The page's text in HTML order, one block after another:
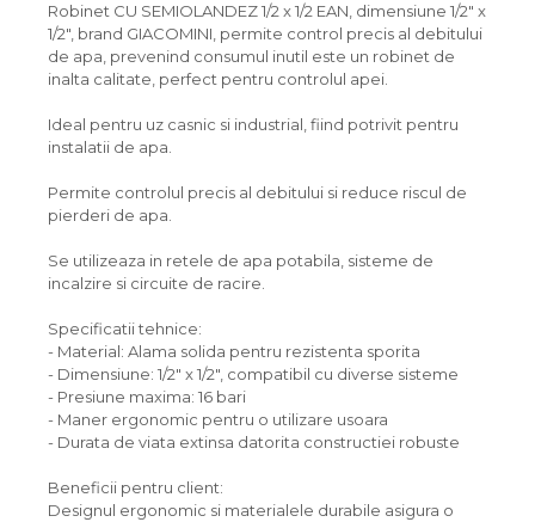
Robinet CU SEMIOLANDEZ 1/2 x 1/2 EAN, dimensiune 1/2" x
1/2", brand GIACOMINI, permite control precis al debitului
de apa, prevenind consumul inutil este un robinet de
inalta calitate, perfect pentru controlul apei.
Ideal pentru uz casnic si industrial, fiind potrivit pentru
instalatii de apa.
Permite controlul precis al debitului si reduce riscul de
pierderi de apa.
Se utilizeaza in retele de apa potabila, sisteme de
incalzire si circuite de racire.
Specificatii tehnice:
- Material: Alama solida pentru rezistenta sporita
- Dimensiune: 1/2" x 1/2", compatibil cu diverse sisteme
- Presiune maxima: 16 bari
- Maner ergonomic pentru o utilizare usoara
- Durata de viata extinsa datorita constructiei robuste
Beneficii pentru client:
Designul ergonomic si materialele durabile asigura o